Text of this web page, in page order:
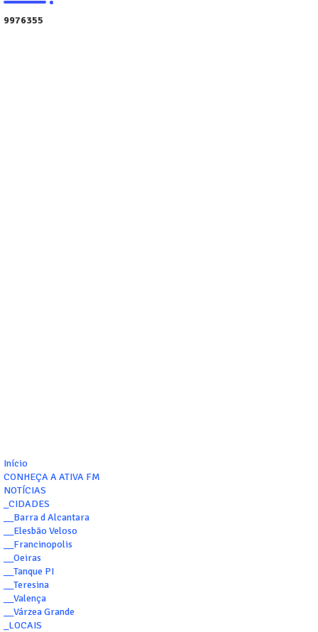
9976355
Início
CONHEÇA A ATIVA FM
NOTÍCIAS
_CIDADES
__Barra d Alcantara
__Elesbão Veloso
__Francinopolis
__Oeiras
__Tanque PI
__Teresina
__Valença
__Várzea Grande
_LOCAIS